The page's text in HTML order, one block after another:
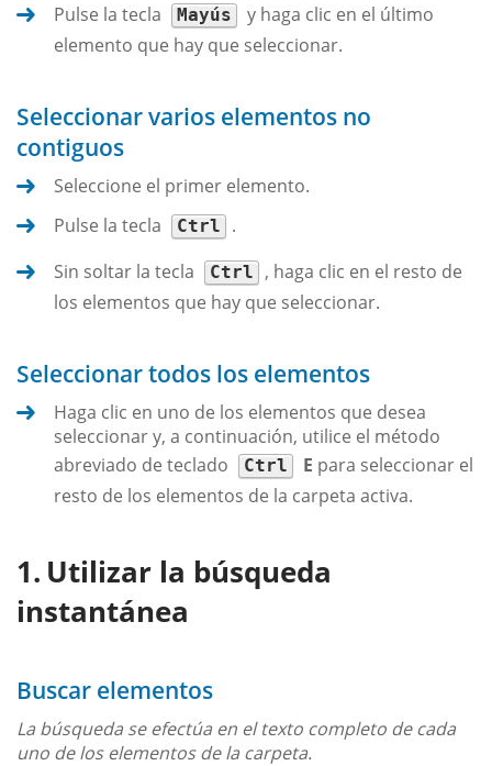
Pulse la tecla
Mayús
y haga clic en el último
elemento que hay que seleccionar.
Seleccionar varios elementos no
contiguos
Seleccione el primer elemento.
Pulse la tecla
Ctrl
.
Sin soltar la tecla
Ctrl
, haga clic en el resto de
los elementos que hay que seleccionar.
Seleccionar todos los elementos
Haga clic en uno de los elementos que desea
seleccionar y, a continuación, utilice el método
abreviado de teclado
Ctrl E para seleccionar el
resto de los elementos de la carpeta activa.
Utilizar la búsqueda
instantánea
Buscar elementos
La búsqueda se efectúa en el texto completo de cada
uno de los elementos de la carpeta.